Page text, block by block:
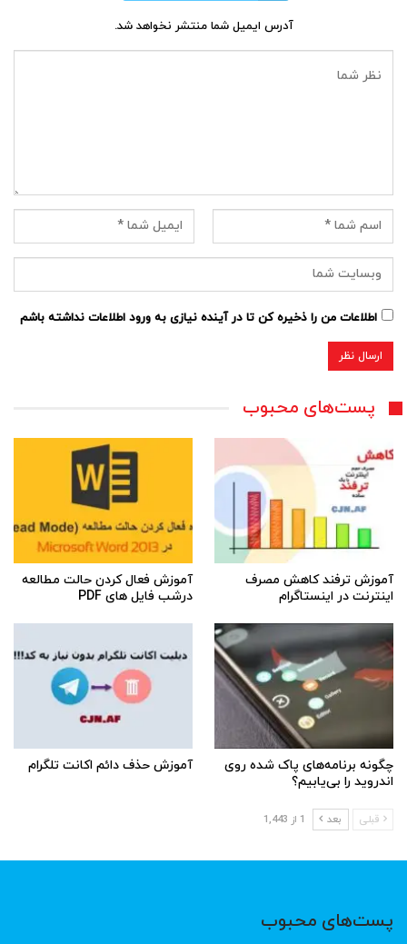
آدرس ایمیل شما منتشر نخواهد شد.
اطلاعات من را ذخیره کن تا در آینده نیازی به ورود اطلاعات نداشته باشم
پست‌های محبوب
آموزش ترفند کاهش مصرف
اینترنت در اینستاگرام
آموزش فعال کردن حالت مطالعه
درشب فایل های PDF
چگونه برنامه‌های پاک شده روی
اندروید را بی‌یابیم؟
آموزش حذف دائم اکانت تلگرام
قبلی بعد 1 از 1,443
پست‌های محبوب